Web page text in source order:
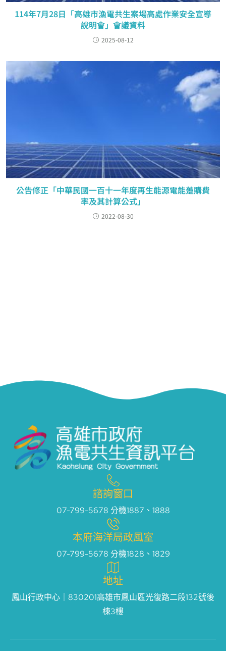
114年7月28日「高雄市漁電共生案場高處作業安全宣導
說明會」會議資料
2025-08-12
公告修正「中華民國一百十一年度再生能源電能躉購費
率及其計算公式」
2022-08-30
諮詢窗口
07-799-5678 分機1887、1888
本府海洋局政風室
07-799-5678 分機1828、1829
地址
鳳山行政中心｜830201高雄市鳳山區光復路二段132號後
棟3樓